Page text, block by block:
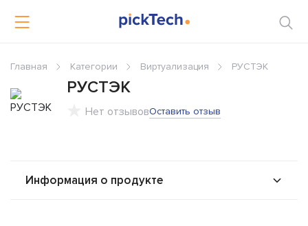
Главная Категории Виртуализация РУСТЭК
РУСТЭК
Нет отзывовОставить отзыв
Информация о продукте